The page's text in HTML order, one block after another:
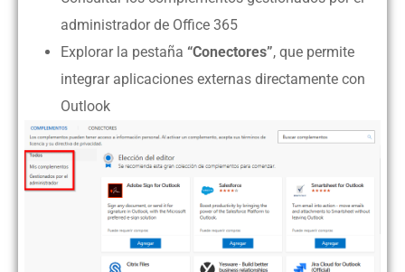
administrador de Office 365
Explorar la pestaña “Conectores”, que permite
integrar aplicaciones externas directamente con
Outlook